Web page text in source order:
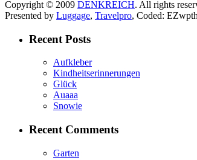
Copyright © 2009 DENKREICH. All rights
Presented by Luggage, Travelpro, Coded:
Recent Posts
Aufkleber
Kindheitserinnerungen
Glück
Auaaa
Snowie
Recent Comments
Garten